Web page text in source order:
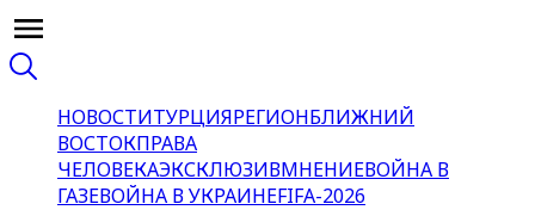
НОВОСТИТУРЦИЯРЕГИОНБЛИЖНИЙ
ВОСТОКПРАВА
ЧЕЛОВЕКАЭКСКЛЮЗИВМНЕНИЕВОЙНА В
ГАЗЕВОЙНА В УКРАИНЕFIFA-2026